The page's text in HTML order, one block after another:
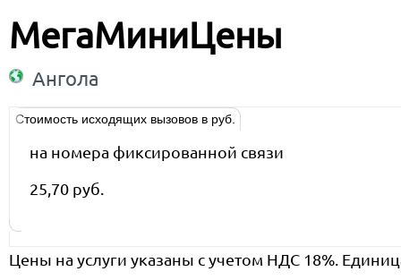
МегаМиниЦены
Ангола
Стоимость исходящих вызовов в руб.
на номера фиксированной связи
25,70 руб.
Цены на услуги указаны с учетом НДС 18%.